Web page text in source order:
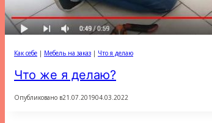
Как себе | Мебель на заказ | Что я делаю
Что же я делаю?
Опубликовано в21.07.201904.03.2022